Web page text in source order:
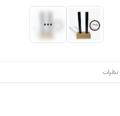
نظرات